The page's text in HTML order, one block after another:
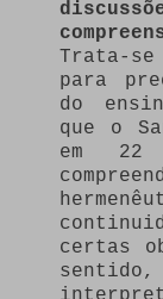
Trata-
para
do
que o
em 22
certas